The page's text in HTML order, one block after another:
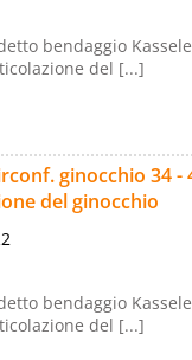
bendaggio
del [...]
ginocchio
del ginocchio
bendaggio
del [...]